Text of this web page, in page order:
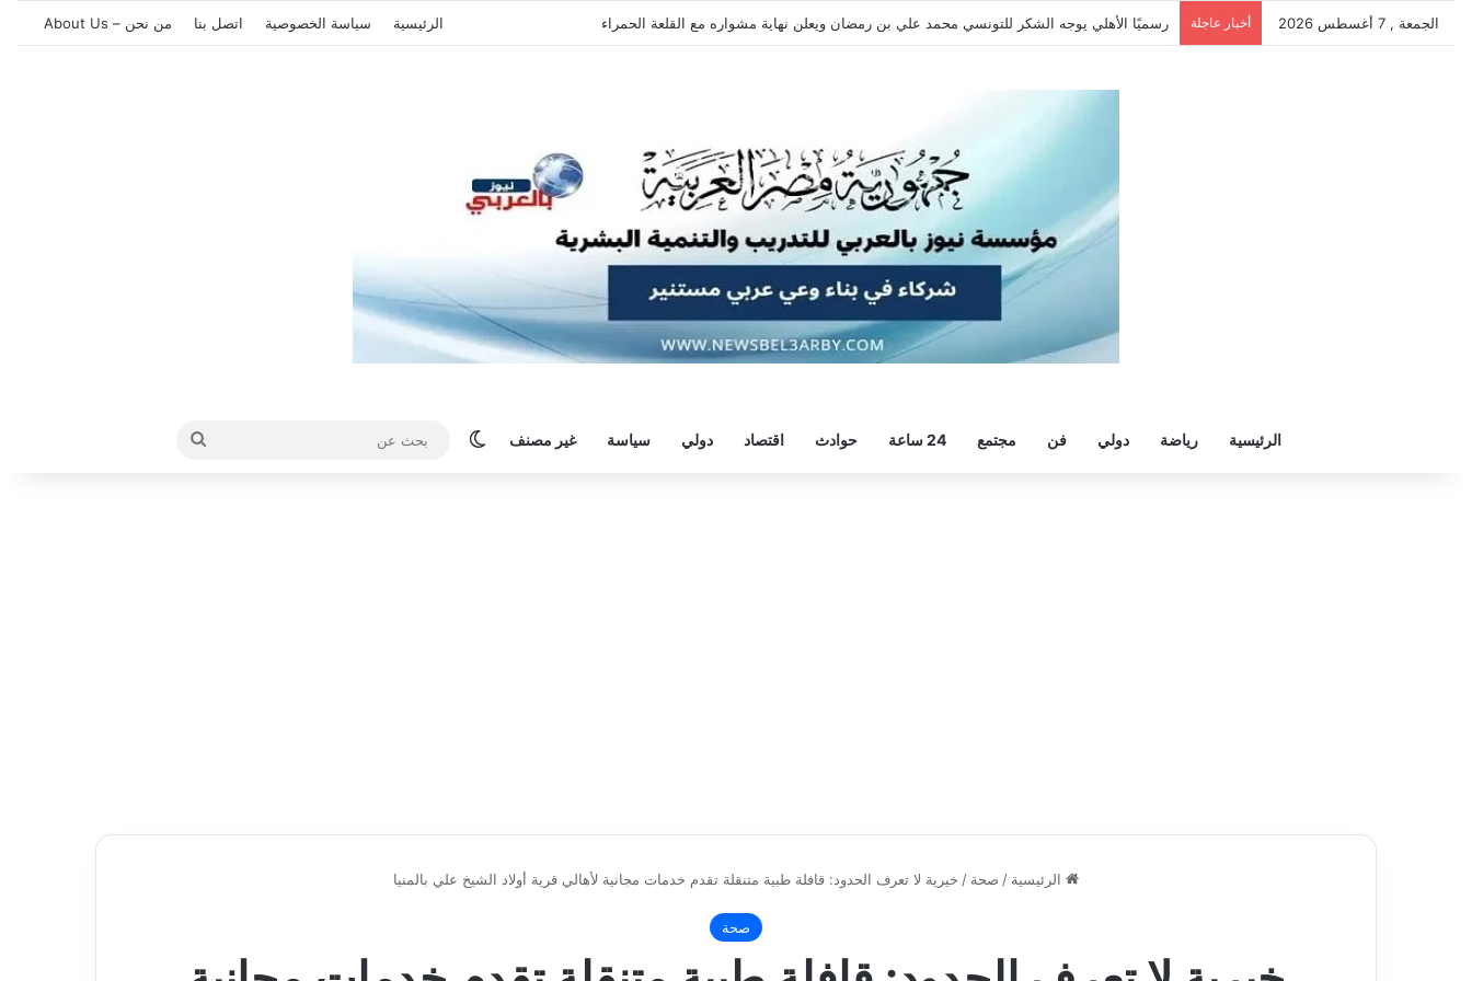
الجمعة , 7 أغسطس 2026 أخبار عاجلة مملكة جديدة للفرعون المصري..محمد صلاح يكتب فصل جديد في طرابزون سبور التركي بعد رحلة أنفيلد التاريخية الرئيسية سياسة الخصوصية اتصل بنا من نحن – About Us
الرئيسية رياضة دولي فن مجتمع 24 ساعة حوادث اقتصاد دولي سياسة غير مصنف الوضع المظلم
بحث
الرئيسية / صحة / خيرية لا تعرف الحدود: قافلة طبية متنقلة تقدم خدمات مجانية لأهالي قرية أولاد الشيخ علي بالمنيا
صحة